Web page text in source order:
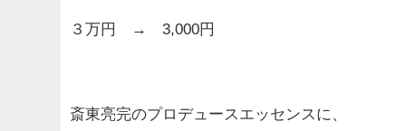
３万円 → 3,000円
斎東亮完のプロデュースエッセンスに、